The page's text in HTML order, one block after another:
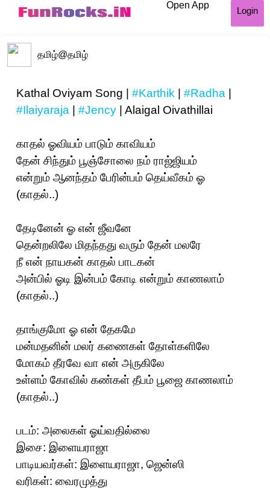
Open App
Login
தமிழ்@தமிழ்
Kathal Oviyam Song | #Karthik #Radha
#Ilaiyaraja
#Jency | Alaigal Oivathillai
காதல் ஓவியம் பாடும் காவியம்
தேன் சிந்தும் பூஞ்சோலை நம் ராஜ்ஜியம்
என்றும் ஆனந்தம் பேரின்பம் தெய்வீகம் ஓ
(காதல்..)
தேடினேன் ஓ என் ஜீவனே
தென்றலிலே மிதந்தது வரும் தேன் மலரே
நீ என் நாயகன் காதல் பாடகன்
அன்பில் ஓடி இன்பம் கோடி என்றும் காணலாம்
(காதல்..)
தாங்குமோ ஓ என் தேகமே
மன்மதனின் மலர் கணைகள் தோள்களிலே
மோகம் தீரவே வா என் அருகிலே
உள்ளம் கோவில் கண்கள் தீபம் பூஜை காணலாம்
(காதல்..)
படம்: அலைகள் ஓய்வதில்லை
இசை: இளையராஜா
பாடியவர்கள்: இளையராஜா, ஜென்ஸி
வரிகள்: வைரமுத்து